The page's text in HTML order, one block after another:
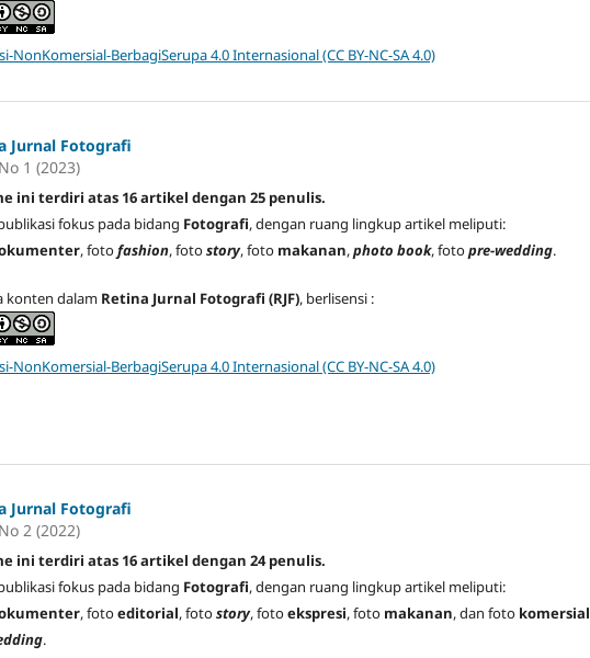
NonKomersial-BerbagiSerupa 4.0 Internasional (CC BY-NC-SA 4.0)
Jurnal Fotografi
1 (2023)
ini terdiri atas 16 artikel dengan 25 penulis.
fokus pada bidang Fotografi, dengan ruang lingkup artikel meliputi:
, fotofashion, fotostory, foto makanan,photo book, fotopre-wedding.
konten dalam Retina Jurnal Fotografi (RJF), berlisensi :
NonKomersial-BerbagiSerupa 4.0 Internasional (CC BY-NC-SA 4.0)
Jurnal Fotografi
2 (2022)
ini terdiri atas 16 artikel dengan 24 penulis.
fokus pada bidang Fotografi, dengan ruang lingkup artikel meliputi:
, fotoeditorial, fotostory, fotoekspresi, foto makanan, dan foto komersial
.